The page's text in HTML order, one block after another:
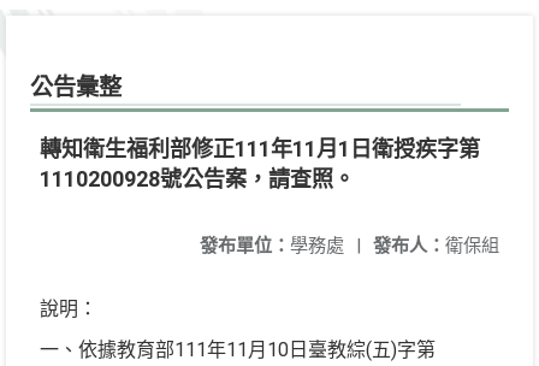
公告彙整
轉知衛生福利部修正111年11月1日衛授疾字第
1110200928號公告案，請查照。
發布人： 衛保組
發布單位： 學務處 |
說明：
一、依據教育部111年11月10日臺教綜(五)字第